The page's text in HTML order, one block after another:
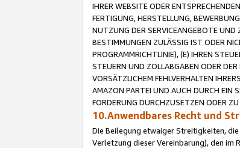
IHRER WEBSITE ODER
FERTIGUNG, HERSTELLUNG,
NUTZUNG DER SERVICEANGEBOTE UND
BESTIMMUNGEN ZULÄSSIG IST ODER
PROGRAMMRICHTLINIE), (E) IHREN
STEUERN UND ZOLLABGABEN ODER
VORSÄTZLICHEM FEHLVERHALTEN
AMAZON PARTEI UND AUCH DURCH EIN
FORDERUNG DURCHZUSETZEN ODER
10.Anwendbares Recht und
Die Beilegung etwaiger Streitigkeiten,
Verletzung dieser Vereinbarung), den im